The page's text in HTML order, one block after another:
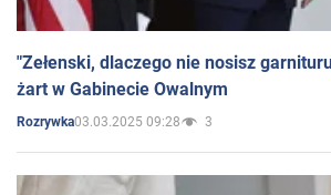
"Zełenski, dlaczego nie nosisz
żart w Gabinecie Owalnym
Rozrywka03.03.2025 09:28 3